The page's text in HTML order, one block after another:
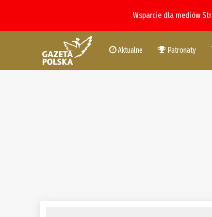
Wsparcie dla mediów
Aktualne Patronaty